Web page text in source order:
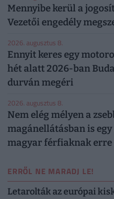
Mennyibe kerül a
Vezetői engedély
2026. augusztus 8.
Ennyit keres egy
hét alatt 2026-ban
durván megéri
2026. augusztus 8.
Nem elég mélyen a
magánellátásban is
magyar férfiaknak erre
ERRŐL NE MARADJ LE!
Letarolták az európai